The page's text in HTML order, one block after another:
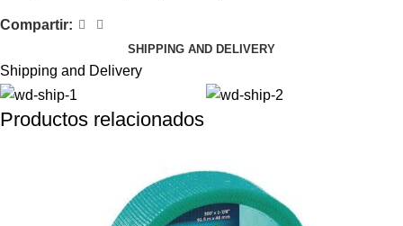
Compartir:
SHIPPING AND DELIVERY
Shipping and Delivery
Productos relacionados